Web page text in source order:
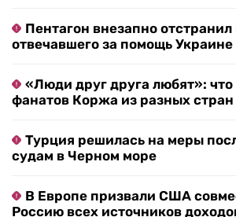
Пентагон внезапно отстранил
отвечавшего за помощь Украине
«Люди друг друга любят»:
фанатов Коржа из разных стран
Турция решилась на меры
судам в Черном море
В Европе призвали США
Россию всех источников